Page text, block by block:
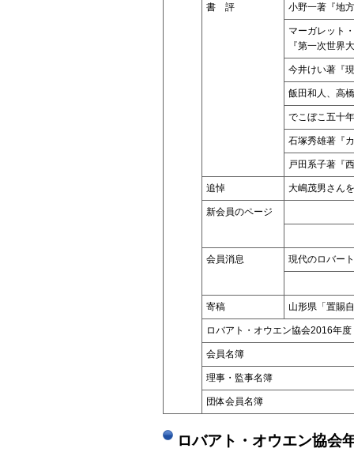
書 評 小野一著『地
マーガレット
『第一次世
今井けい著『
飯田和人、高
でこぼこ五十
石塚秀雄著『
戸田系子著『
追悼 大嶋茂男さん
新会員のページ
会員消息 現代のロバー
寄稿 山形県「置賜
ロバアト・オウエン協会2016年
会員名簿
理事・監事名簿
団体会員名簿
ロバアト・オウエン協